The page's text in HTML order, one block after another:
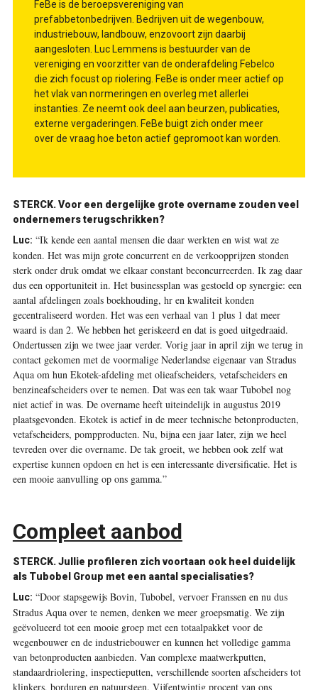
FeBe is de beroepsvereniging van
prefabbetonbedrijven. Bedrijven uit de wegenbouw,
industriebouw, landbouw, enzovoort zijn daarbij
aangesloten. Luc Lemmens is bestuurder van de
vereniging en voorzitter van de onderafdeling Febelco
die zich focust op riolering. FeBe is onder meer actief op
het vlak van normeringen en overleg met allerlei
instanties. Ze neemt ook deel aan beurzen, publicaties,
externe vergaderingen. FeBe buigt zich onder meer
over de vraag hoe beton actief gepromoot kan worden.
STERCK. Voor een dergelijke grote overname zouden veel
ondernemers terugschrikken?
Luc: “Ik kende een aantal mensen die daar werkten en wist wat ze
konden. Het was mijn grote concurrent en de verkoopprijzen stonden
sterk onder druk omdat we elkaar constant beconcurreerden. Ik zag daar
dus een opportuniteit in. Het businessplan was gestoeld op synergie: een
aantal afdelingen zoals boekhouding, hr en kwaliteit konden
gecentraliseerd worden. Het was een verhaal van 1 plus 1 dat meer
waard is dan 2. We hebben het geriskeerd en dat is goed uitgedraaid.
Ondertussen zijn we twee jaar verder. Vorig jaar in april zijn we terug in
contact gekomen met de voormalige Nederlandse eigenaar van Stradus
Aqua om hun Ekotek-afdeling met olieafscheiders, vetafscheiders en
benzineafscheiders over te nemen. Dat was een tak waar Tubobel nog
niet actief in was. De overname heeft uiteindelijk in augustus 2019
plaatsgevonden. Ekotek is actief in de meer technische betonproducten,
vetafscheiders, pompproducten. Nu, bijna een jaar later, zijn we heel
tevreden over die overname. De tak groeit, we hebben ook zelf wat
expertise kunnen opdoen en het is een interessante diversificatie. Het is
een mooie aanvulling op ons gamma.”
Compleet aanbod
STERCK. Jullie profileren zich voortaan ook heel duidelijk
als Tubobel Group met een aantal specialisaties?
Luc: “Door stapsgewijs Bovin, Tubobel, vervoer Franssen en nu dus
Stradus Aqua over te nemen, denken we meer groepsmatig. We zijn
geëvolueerd tot een mooie groep met een totaalpakket voor de
wegenbouwer en de industriebouwer en kunnen het volledige gamma
van betonproducten aanbieden. Van complexe maatwerkputten,
standaardriolering, inspectieputten, verschillende soorten afscheiders tot
klinkers, borduren en natuursteen. Vijfentwintig procent van ons